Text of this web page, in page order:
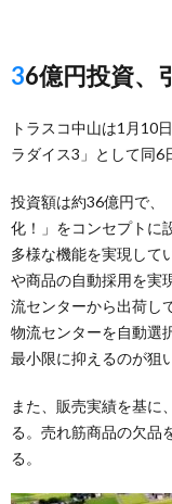
36億円投資
トラスコ中山は1月10
ラダイス3」として同6
投資額は約36億円で、
化！」をコンセプトに
多様な機能を実現して
や商品の自動採用を実
流センターから出荷し
物流センターを自動選
最小限に抑えるのが狙い
また、販売実績を基に
る。売れ筋商品の欠品
る。